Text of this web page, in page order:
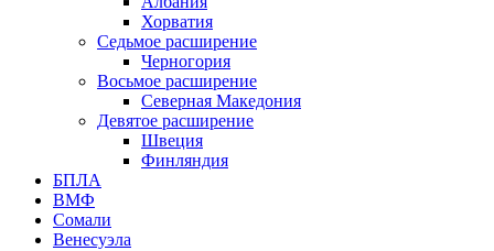
Хорватия
Седьмое расширение
Черногория
Восьмое расширение
Северная Македония
Девятое расширение
Швеция
Финляндия
БПЛА
ВМФ
Сомали
Венесуэла